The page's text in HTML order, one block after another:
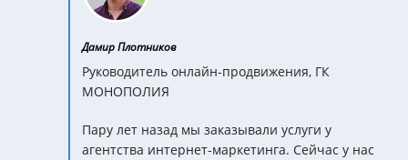
Дамир Плотников
Руководитель онлайн-продвижения, ГК
МОНОПОЛИЯ
Пару лет назад мы заказывали услуги у
агентства интернет-маркетинга. Сейчас у нас